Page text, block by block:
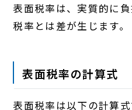
表面税率は、実質的に
税率とは差が生じます。
表面税率の計算式
表面税率は以下の計算式